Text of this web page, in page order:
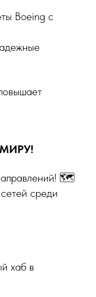
Boeing с
🗺️
среди
хаб в